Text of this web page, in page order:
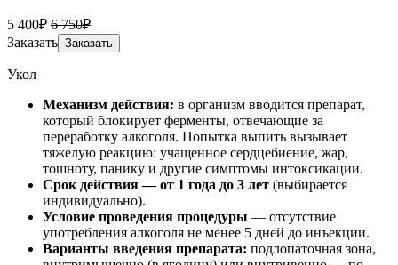
5 400₽ 6 750₽
Заказать Заказать
Укол
Механизм действия: в организм вводится препарат,
который блокирует ферменты, отвечающие за
переработку алкоголя. Попытка выпить вызывает
тяжелую реакцию: учащенное сердцебиение, жар,
тошноту, панику и другие симптомы интоксикации.
Срок действия — от 1 года до 3 лет (выбирается
индивидуально).
Условие проведения процедуры — отсутствие
употребления алкоголя не менее 5 дней до инъекции.
Варианты введения препарата: подлопаточная зона,